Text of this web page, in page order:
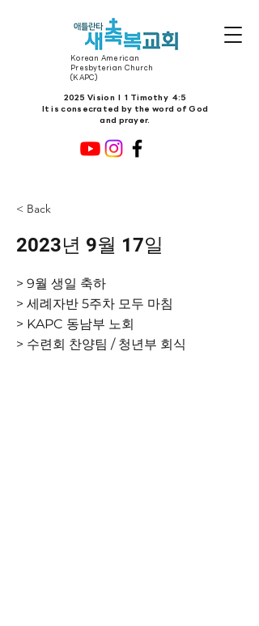
Korean American
Presbyterian Church
(KAPC)
2025 Vision l 1 Timothy 4:5
It is consecrated by the word of God
and prayer.
< Back
2023년 9월 17일
> 9월 생일 축하
> 세례자반 5주차 모두 마침
> KAPC 동남부 노회
> 수련회 찬양팀 / 청년부 회식